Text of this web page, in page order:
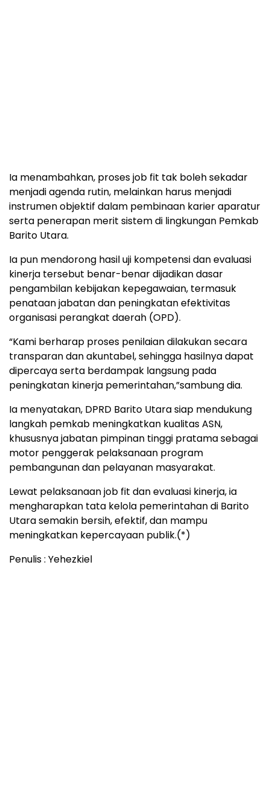
Ia menambahkan, proses job fit tak boleh sekadar
menjadi agenda rutin, melainkan harus menjadi
instrumen objektif dalam pembinaan karier aparatur
serta penerapan merit sistem di lingkungan Pemkab
Barito Utara.
Ia pun mendorong hasil uji kompetensi dan evaluasi
kinerja tersebut benar-benar dijadikan dasar
pengambilan kebijakan kepegawaian, termasuk
penataan jabatan dan peningkatan efektivitas
organisasi perangkat daerah (OPD).
“Kami berharap proses penilaian dilakukan secara
transparan dan akuntabel, sehingga hasilnya dapat
dipercaya serta berdampak langsung pada
peningkatan kinerja pemerintahan,”sambung dia.
Ia menyatakan, DPRD Barito Utara siap mendukung
langkah pemkab meningkatkan kualitas ASN,
khususnya jabatan pimpinan tinggi pratama sebagai
motor penggerak pelaksanaan program
pembangunan dan pelayanan masyarakat.
Lewat pelaksanaan job fit dan evaluasi kinerja, ia
mengharapkan tata kelola pemerintahan di Barito
Utara semakin bersih, efektif, dan mampu
meningkatkan kepercayaan publik.(*)
Penulis : Yehezkiel